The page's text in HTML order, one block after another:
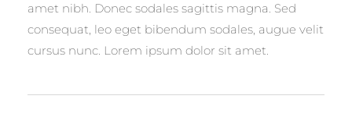
amet nibh. Donec sodales sagittis magna. Sed
consequat, leo eget bibendum sodales, augue velit
cursus nunc. Lorem ipsum dolor sit amet.